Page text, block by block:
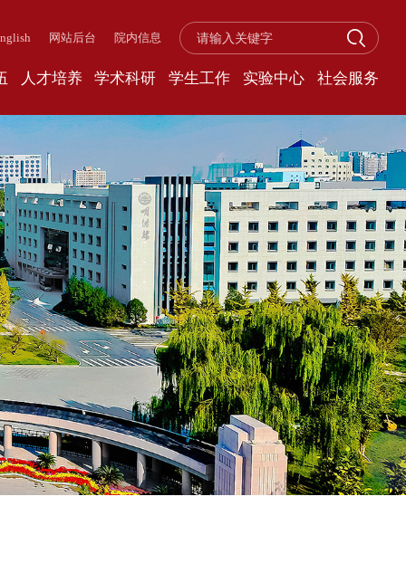
网站后台 院内信息
人才培养 学术科研 学生工作 实验中心 社会服务